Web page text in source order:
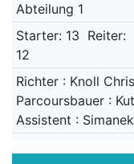
Abteilung 1
Starter: 13 Reiter:
12
Richter : Knoll
Parcoursbauer :
Assistent :